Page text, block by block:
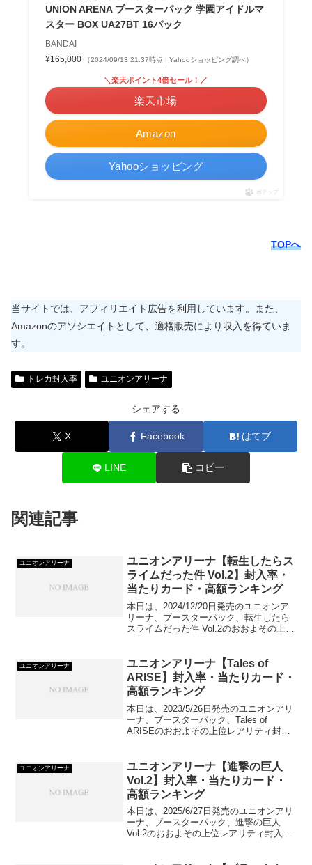
UNION ARENA ブースターパック 学園アイドルマ
スター BOX UA27BT 16パック
BANDAI
¥165,000
（2024/09/13 21:37時点 | Yahooショッピング調べ）
Amazon
＼楽天ポイント4倍セール！／
楽天市場
Yahooショッピング
ポチップ
TOPへ
当サイトでは、アフィリエイト広告を利用しています。また、
Amazonのアソシエイトとして、適格販売により収入を得ていま
す。
トレカ封入率 ユニオンアリーナ
シェアする
X Facebook はてブ
LINE コピー
関連記事
ユニオンアリーナ
ユニオンアリーナ【転生したらス
ライムだった件 Vol.2】封入率・
当たりカード・高額ランキング
本日は、2024/12/20日発売のユニオンア
リーナ、ブースターパック、転生したら
スライムだった件 Vol.2のおおよその上位
ていきます！
ユニオンアリーナ
ユニオンアリーナ【Tales of
ARISE】封入率・当たりカード・
高額ランキング
本日は、2023/5/26日発売のユニオンアリ
ーナ、ブースターパック、Tales of
ARISEのおおよその上位レアリティ封入
ユニオンアリーナ
ユニオンアリーナ【進撃の巨人
Vol.2】封入率・当たりカード・
高額ランキング
本日は、2025/6/27日発売のユニオンアリ
ーナ、ブースターパック、進撃の巨人
Vol.2のおおよその上位レアリティ封入